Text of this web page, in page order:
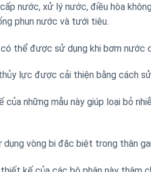
nước, xử lý nước, điều hòa
phun nước và tưới tiêu.
thể được sử dụng khi bơm nước
lực được cải thiện bằng cách
những mẫu này giúp loại bỏ
vòng bi đặc biệt trong thân